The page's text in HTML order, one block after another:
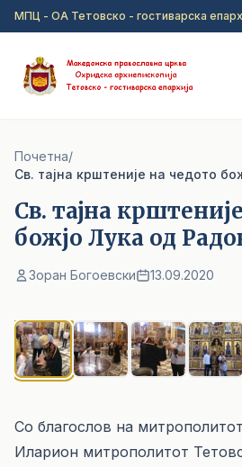
Прејди на главна содржина
МПЦ - ОА Тетовско - гостиварска
Почетна/
Cв. тајна крштеније на чедото
Cв. тајна
божјо Лука од
Зоран Богоевски 13.09.2020
Со благослов на
Иларион митрополитот